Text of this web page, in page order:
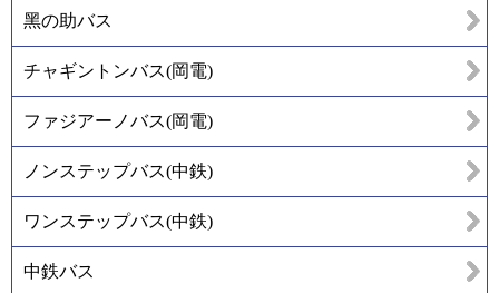
黑の助バス
チャギントンバス(岡電)
ファジアーノバス(岡電)
ノンステップバス(中鉄)
ワンステップバス(中鉄)
中鉄バス